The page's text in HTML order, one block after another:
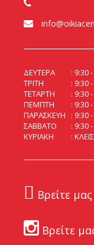
ΔΕΥΤΕΡΑ
9:30
ΤΡΙΤΗ
9:30
ΤΕΤΑΡΤΗ
9:30
ΠΕΜΠΤΗ
9:30
ΠΑΡΑΣΚΕΥΗ
9:30
ΣΑΒΒΑΤΟ
9:30
ΚΥΡΙΑΚΗ
Βρείτε
Βρείτε